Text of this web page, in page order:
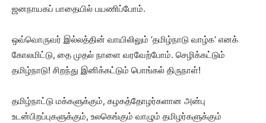
ஜனநாயகப் பாதையில் பயணிப்போம்.
ஒவ்வொருவர் இல்லத்தின் வாயிலிலும் ‘தமிழ்நாடு வாழ்க‘ எனக்
கோலமிட்டு, தை முதல் நாளை வரவேற்போம். செழிக்கட்டும்
தமிழ்நாடு! சிறந்து இனிக்கட்டும் பொங்கல் திருநாள்!
தமிழ்நாட்டு மக்களுக்கும், கழகத்தோழர்களான அன்பு
உடன்பிறப்புகளுக்கும், உலகெங்கும் வாழும் தமிழர்களுக்கும்